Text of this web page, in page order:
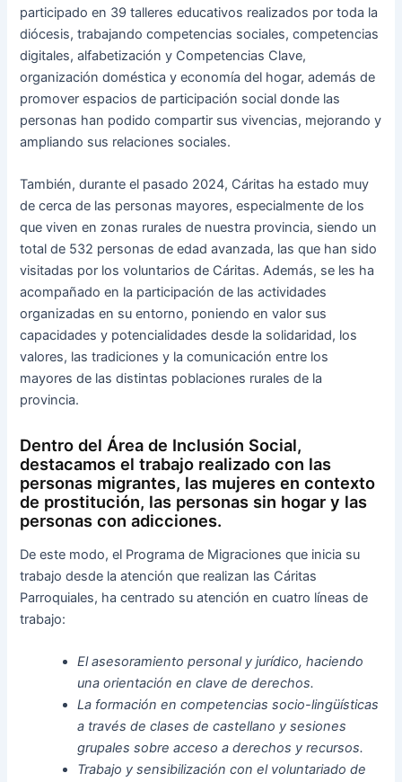
participado en 39 talleres educativos realizados por toda la
diócesis, trabajando competencias sociales, competencias
digitales, alfabetización y Competencias Clave,
organización doméstica y economía del hogar, además de
promover espacios de participación social donde las
personas han podido compartir sus vivencias, mejorando y
ampliando sus relaciones sociales.
También, durante el pasado 2024, Cáritas ha estado muy
de cerca de las personas mayores, especialmente de los
que viven en zonas rurales de nuestra provincia, siendo un
total de 532 personas de edad avanzada, las que han sido
visitadas por los voluntarios de Cáritas. Además, se les ha
acompañado en la participación de las actividades
organizadas en su entorno, poniendo en valor sus
capacidades y potencialidades desde la solidaridad, los
valores, las tradiciones y la comunicación entre los
mayores de las distintas poblaciones rurales de la
provincia.
Dentro del Área de Inclusión Social,
destacamos el trabajo realizado con las
personas migrantes, las mujeres en contexto
de prostitución, las personas sin hogar y las
personas con adicciones.
De este modo, el Programa de Migraciones que inicia su
trabajo desde la atención que realizan las Cáritas
Parroquiales, ha centrado su atención en cuatro líneas de
trabajo:
El asesoramiento personal y jurídico, haciendo
una orientación en clave de derechos.
La formación en competencias socio-lingüísticas
a través de clases de castellano y sesiones
grupales sobre acceso a derechos y recursos.
Trabajo y sensibilización con el voluntariado de